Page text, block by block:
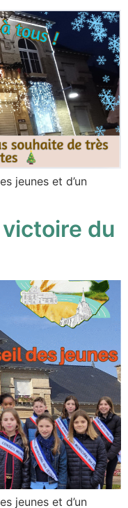
jeunes et d’un
du
jeunes et d’un